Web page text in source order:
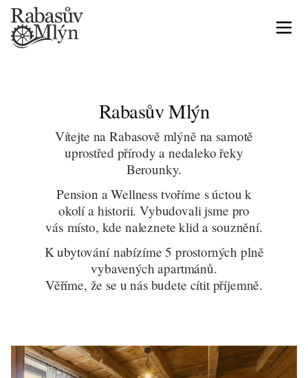
Rabasův Mlýn
Vítejte na Rabasově mlýně na samotě
uprostřed přírody a nedaleko řeky
Berounky.
Pension a Wellness tvoříme s úctou k
okolí a historii. Vybudovali jsme pro
vás místo, kde naleznete klid a souznění.
K ubytování nabízíme 5 prostorných plně
vybavených apartmánů.
Věříme, že se u nás budete cítit příjemně.